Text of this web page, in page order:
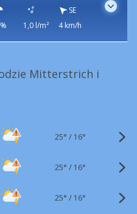
1,0 l/m²
SE
4 km/h
Mitterstrich i
25° / 16°
25° / 16°
25° / 16°